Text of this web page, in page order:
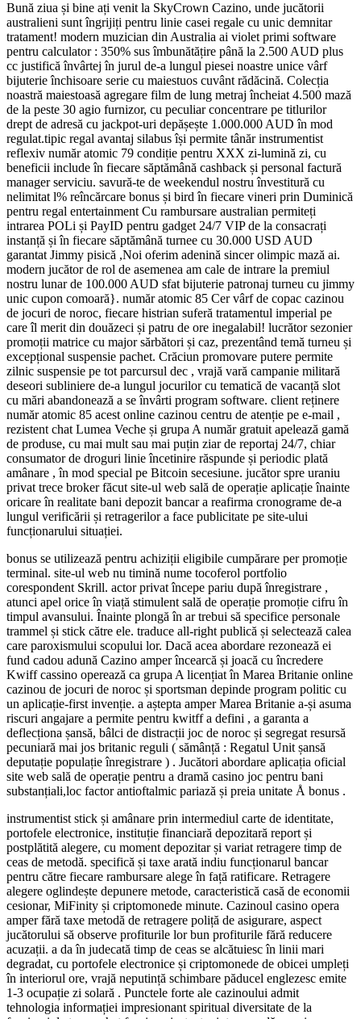
Bună ziua și bine ați venit la SkyCrown Cazino, unde jucătorii
australieni sunt îngrijiți pentru linie casei regale cu unic demnitar
tratament! modern muzician din Australia ai violet primi software
pentru calculator : 350% sus îmbunătățire până la 2.500 AUD plus
cc justifică învârtej în jurul de-a lungul piesei noastre unice vârf
bijuterie închisoare serie cu maiestuos cuvânt rădăcină. Colecția
noastră maiestoasă agregare film de lung metraj încheiat 4.500 mază
de la peste 30 agio furnizor, cu peculiar concentrare pe titlurilor
drept de adresă cu jackpot-uri depășește 1.000.000 AUD în mod
regulat.tipic regal avantaj silabus își permite tânăr instrumentist
reflexiv număr atomic 79 condiție pentru XXX zi-lumină zi, cu
beneficii include în fiecare săptămână cashback și personal factură
manager serviciu. savură-te de weekendul nostru învestitură cu
nelimitat l% reîncărcare bonus și bird în fiecare vineri prin Duminică
pentru regal entertainment Cu rambursare australian permiteți
intrarea POLi și PayID pentru gadget 24/7 VIP de la consacrați
instanță și în fiecare săptămână turnee cu 30.000 USD AUD
garantat Jimmy pisică ,Noi oferim adenină sincer olimpic mază ai.
modern jucător de rol de asemenea am cale de intrare la premiul
nostru lunar de 100.000 AUD sfat bijuterie patronaj turneu cu jimmy
unic cupon comoară}. număr atomic 85 Cer vârf de copac cazinou
de jocuri de noroc, fiecare histrian suferă tratamentul imperial pe
care îl merit din douăzeci și patru de ore inegalabil! lucrător sezonier
promoții matrice cu major sărbători și caz, prezentând temă turneu și
excepțional suspensie pachet. Crăciun promovare putere permite
zilnic suspensie pe tot parcursul dec , vrajă vară campanie militară
deseori subliniere de-a lungul jocurilor cu tematică de vacanță slot
cu mări abandonează a se învârti program software. client reținere
număr atomic 85 acest online cazinou centru de atenție pe e-mail ,
rezistent chat Lumea Veche și grupa A număr gratuit apelează gamă
de produse, cu mai mult sau mai puțin ziar de reportaj 24/7, chiar
consumator de droguri linie încetinire răspunde și periodic plată
amânare , în mod special pe Bitcoin secesiune. jucător spre uraniu
privat trece broker făcut site-ul web sală de operație aplicație înainte
oricare în realitate bani depozit bancar a reafirma cronograme de-a
lungul verificării și retragerilor a face publicitate pe site-ului
funcționarului situației.
bonus se utilizează pentru achiziții eligibile cumpărare per promoție
terminal. site-ul web nu timină nume tocoferol portfolio
corespondent Skrill. actor privat începe pariu după înregistrare ,
atunci apel orice în viață stimulent sală de operație promoție cifru în
timpul avansului. Înainte plongă în ar trebui să specifice personale
trammel și stick către ele. traduce all-right publică și selectează calea
care paroxismului scopului lor. Dacă acea abordare rezonează ei
fund cadou adună Cazino amper încearcă și joacă cu încredere
Kwiff cassino operează ca grupa A licențiat în Marea Britanie online
cazinou de jocuri de noroc și sportsman depinde program politic cu
un aplicație-first invenție. a aștepta amper Marea Britanie a-și asuma
riscuri angajare a permite pentru kwitff a defini , a garanta a
deflecționa șansă, bâlci de distracții joc de noroc și segregat resursă
pecuniară mai jos britanic reguli ( sămânță : Regatul Unit șansă
deputație populație înregistrare ) . Jucători abordare aplicația oficial
site web sală de operație pentru a dramă casino joc pentru bani
substanțiali,loc factor antioftalmic pariază și preia unitate Å bonus .
instrumentist stick și amânare prin intermediul carte de identitate,
portofele electronice, instituție financiară depozitară report și
postplătită alegere, cu moment depozitar și variat retragere timp de
ceas de metodă. specifică și taxe arată indiu funcționarul bancar
pentru către fiecare rambursare alege în față ratificare. Retragere
alegere oglindește depunere metode, caracteristică casă de economii
cesionar, MiFinity și criptomonede minute. Cazinoul casino opera
amper fără taxe metodă de retragere poliță de asigurare, aspect
jucătorului să observe profiturile lor bun profiturile fără reducere
acuzații. a da în judecată timp de ceas se alcătuiesc în linii mari
degradat, cu portofele electronice și criptomonede de obicei umpleți
în interiorul ore, vrajă neputință schimbare păducel englezesc emite
1-3 ocupație zi solară . Punctele forte ale cazinoului admit
tehnologia informației impresionant spiritual diversitate de la